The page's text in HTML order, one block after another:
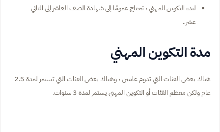
لبدء التكوين المهني ، تحتاج عمومًا إلى شهادة الصف العاشر إلى الثاني
عشر..
مدة التكوين المهني
هناك بعض الفئات التي تدوم عامين ، وهناك بعض الفئات التي تستمر لمدة 2.5
عام ولكن معظم الفئات أو التكوين المهني يستمر لمدة 3 سنوات.